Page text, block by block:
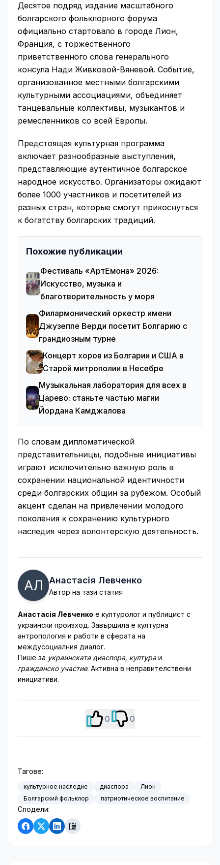
Десятое подряд издание масштабного
болгарского фольклорного форума
официально стартовало в городе Лион,
Франция, с торжественного
приветственного слова генерального
консула Нади Живковой-Вяневой. Событие,
организованное местными болгарскими
культурными ассоциациями, объединяет
танцевальные коллективы, музыкантов и
ремесленников со всей Европы.
Предстоящая культурная программа
включает разнообразные выступления,
представляющие аутентичное болгарское
народное искусство. Организаторы ожидают
более 1000 участников и посетителей из
разных стран, которые смогут прикоснуться
к богатству болгарских традиций.
Похожие публикации
Фестиваль «АртЕмона» 2026:
Искусство, музыка и
благотворительность у моря
Филармонический оркестр имени
Джузеппе Верди посетит Болгарию с
грандиозным турне
Концерт хоров из Болгарии и США в
Старой митрополии в Несебре
Музыкальная лаборатория для всех в
Царево: станьте частью магии
Йордана Камджалова
По словам дипломатической
представительницы, подобные инициативы
играют исключительно важную роль в
сохранении национальной идентичности
среди болгарских общин за рубежом. Особый
акцент сделан на привлечении молодого
поколения к сохранению культурного
наследия через волонтерскую деятельность.
Анастасія Левченко
Автор на тази статия
Анастасія Левченко е културолог и публицист с
украински произход. Завършила е културна
антропология и работи в сферата на
междусоциалния диалог.
Пише за украинската диаспора, култураи
гражданско участие. Активна в неправителствени
инициативи.
0 0
Тагове:
культурное наследие диаспора
Лион
Болгарский фольклор
патриотическое воспитание
Сподели: